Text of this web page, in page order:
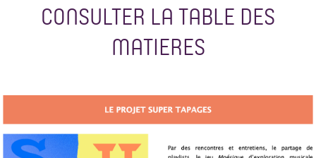
CONSULTER LA TABLE DES
MATIERES